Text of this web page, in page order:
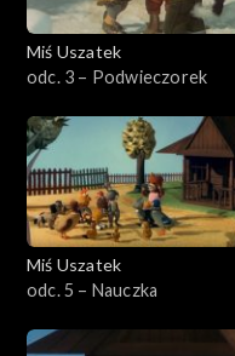
Miś Uszatek
odc. 3 – Podwieczorek
Miś Uszatek
odc. 5 – Nauczka